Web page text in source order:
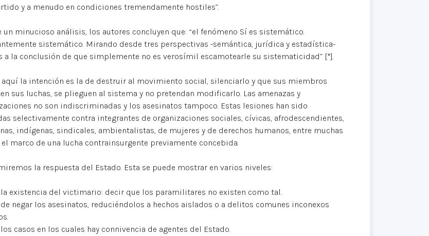
y a menudo en condiciones tremendamente hostiles”.
un minucioso análisis, los autores concluyen que: “el fenómeno Sí es sistemático.
sistemático. Mirando desde tres perspectivas -semántica, jurídica y estadística-
a la conclusión de que simplemente no es verosímil escamotearle su sistematicidad” [*].
aquí la intención es la de destruir al movimiento social, silenciarlo y que sus miembros
sus luchas, se plieguen al sistema y no pretendan modificarlo. Las amenazas y
no son indiscriminadas y los asesinatos tampoco. Estas lesiones han sido
selectivamente contra integrantes de organizaciones sociales, cívicas, afrodescendientes,
indígenas, sindicales, ambientalistas, de mujeres y de derechos humanos, entre muchas
el marco de una lucha contrainsurgente previamente concebida.
la respuesta del Estado. Esta se puede mostrar en varios niveles:
la existencia del victimario: decir que los paramilitares no existen como tal.
de negar los asesinatos, reduciéndolos a hechos aislados o a delitos comunes inconexos
casos en los cuales hay connivencia de agentes del Estado.